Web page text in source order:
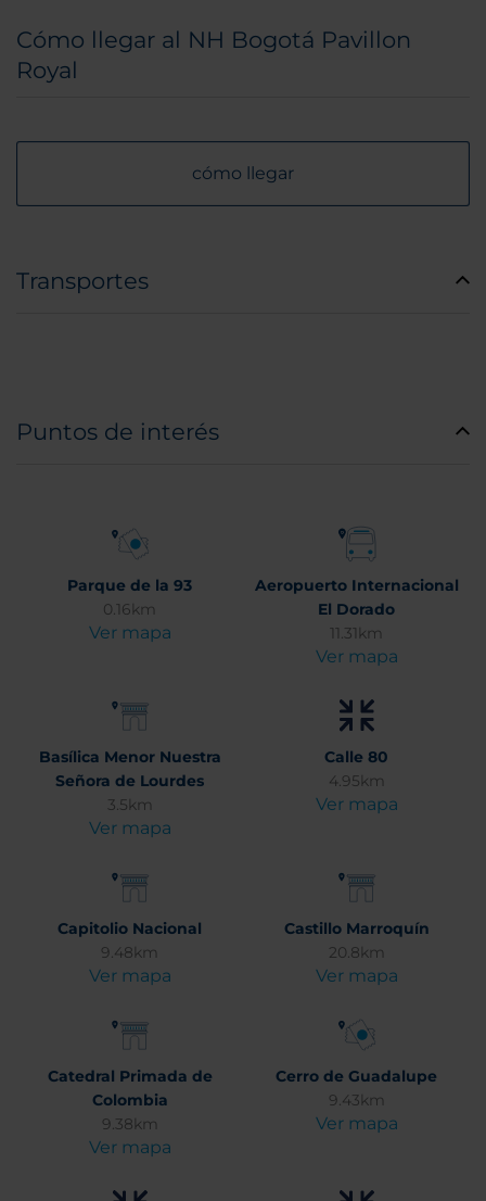
Cómo llegar al NH Bogotá Pavillon
Royal
cómo llegar
Transportes
Puntos de interés
Parque de la 93
0.16km
Ver mapa
Aeropuerto Internacional
El Dorado
11.31km
Ver mapa
Basílica Menor Nuestra
Señora de Lourdes
3.5km
Ver mapa
Calle 80
4.95km
Ver mapa
Capitolio Nacional
9.48km
Ver mapa
Castillo Marroquín
20.8km
Ver mapa
Catedral Primada de
Colombia
9.38km
Ver mapa
Cerro de Guadalupe
9.43km
Ver mapa